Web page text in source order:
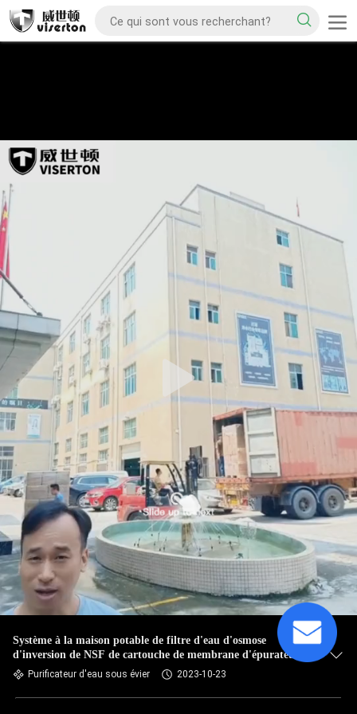
Système à la maison potable de filtre d'eau d'osmose
d'inversion de NSF de cartouche de membrane d'épurateur
d'Inversa d'osmose
Purificateur d'eau sous évier 2023-10-23